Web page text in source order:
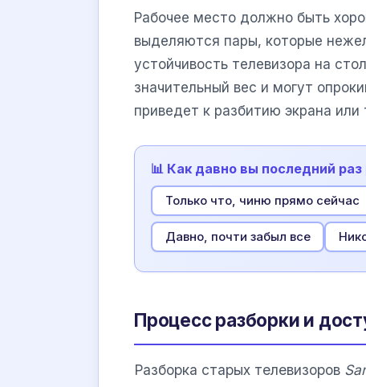
Рабочее место должно быть
выделяются пары, которые
устойчивость телевизора на
значительный вес и могут
приведет к разбитию экрана или
📊 Как давно вы последний
Только что, чиню прямо сейчас
Давно, почти забыл все
Процесс разборки и
Разборка старых телевизоров